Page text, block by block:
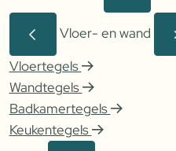
Vloer- en wand
Vloertegels
Wandtegels
Badkamertegels
Keukentegels